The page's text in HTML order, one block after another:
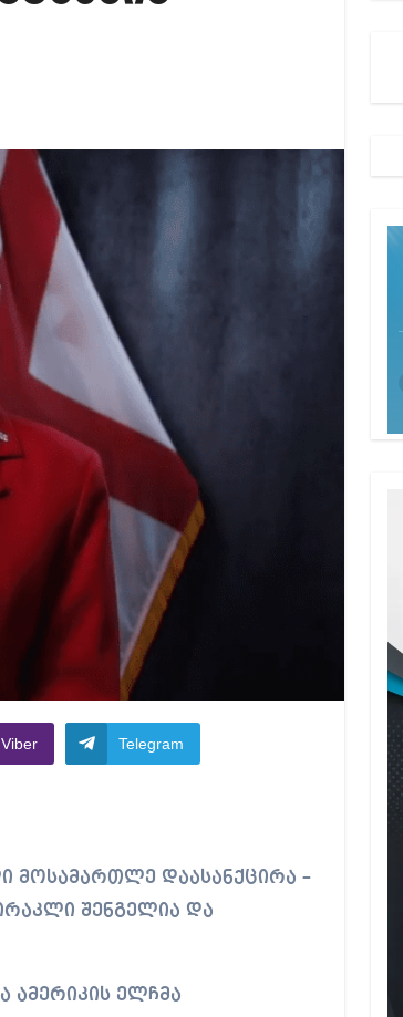
მიერ, მის წინააღმდეგ
Viber Telegram
შენგელია და
ამერიკის ელჩმა